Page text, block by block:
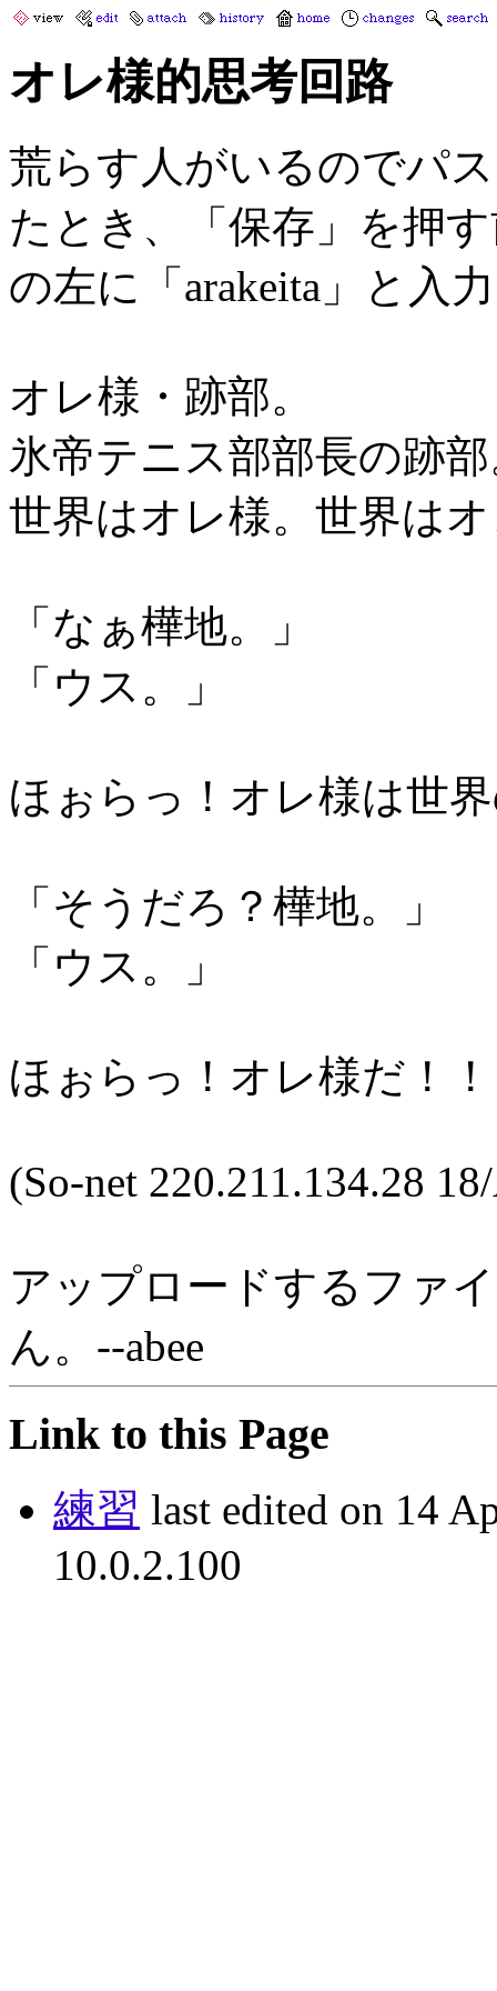
オレ様的思考回路
荒らす人がいるのでパ
たとき、「保存」を押す
の左に「arakeita」と入
オレ様・跡部。
氷帝テニス部部長の跡
世界はオレ様。世界は
「なぁ樺地。」
「ウス。」
ほぉらっ！オレ様は世
「そうだろ？樺地。」
「ウス。」
ほぉらっ！オレ様だ！
(So-net 220.211.134.28
アップロードするファ
ん。--abee
Link to this Page
練習 last edited on 14
10.0.2.100